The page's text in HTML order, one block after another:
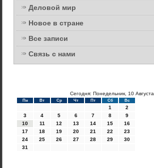
Деловой мир
Новое в стране
Все записи
Связь с нами
Сегодня: Понедельник, 10 Августа
Пн Вт Ср Чт Пт Сб Вс
1
2
3
4 5 6 7 8
9
10
11 12 13 14 15
16
17
18 19 20 21 22
23
24
25 26 27 28 29
30
31